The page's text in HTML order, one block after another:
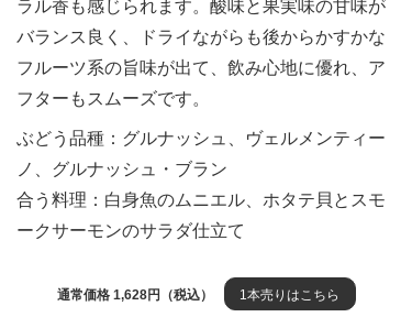
ラル香も感じられます。酸味と果実味の甘味が
バランス良く、ドライながらも後からかすかな
フルーツ系の旨味が出て、飲み心地に優れ、ア
フターもスムーズです。
ぶどう品種：グルナッシュ、ヴェルメンティー
ノ、グルナッシュ・ブラン
合う料理：白身魚のムニエル、ホタテ貝とスモ
ークサーモンのサラダ仕立て
通常価格 1,628円（税込） 1本売りはこちら